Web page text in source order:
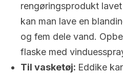
rengøringsprodukt
kan man lave en
og fem dele vand.
flaske med
Til vasketøj: Eddike